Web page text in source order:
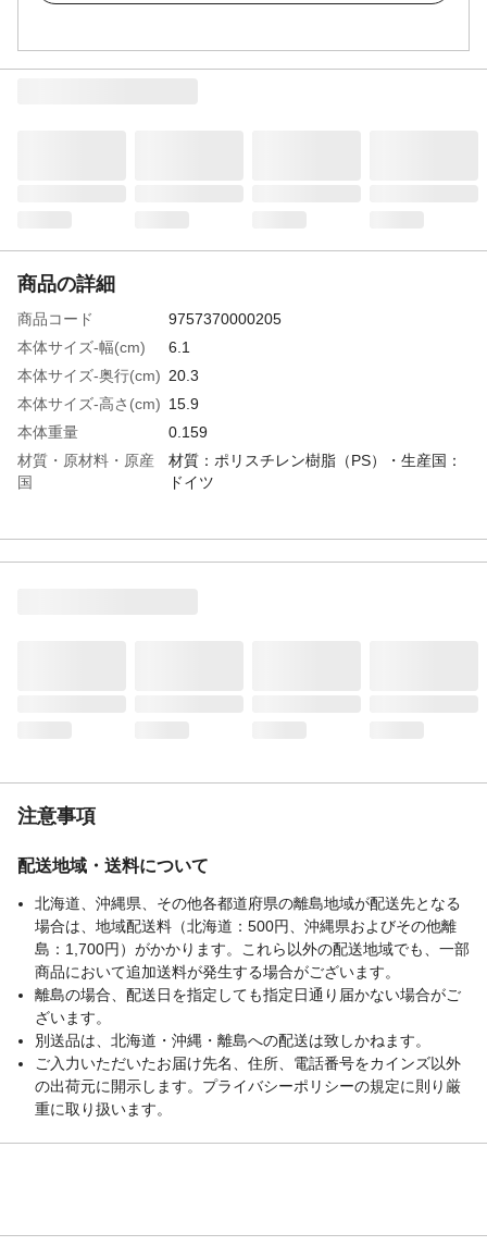
商品の詳細
商品コード
9757370000205
本体サイズ-幅(cm)
6.1
本体サイズ-奥行(cm) 20.3
本体サイズ-高さ(cm) 15.9
本体重量
0.159
材質・原材料・原産
国
材質：ポリスチレン樹脂（PS）・生産国：
ドイツ
注意事項
配送地域・送料について
北海道、沖縄県、その他各都道府県の離島地域が配送先となる
場合は、地域配送料（北海道：500円、沖縄県およびその他離
島：1,700円）がかかります。これら以外の配送地域でも、一部
商品において追加送料が発生する場合がございます。
離島の場合、配送日を指定しても指定日通り届かない場合がご
ざいます。
別送品は、北海道・沖縄・離島への配送は致しかねます。
ご入力いただいたお届け先名、住所、電話番号をカインズ以外
の出荷元に開示します。プライバシーポリシーの規定に則り厳
重に取り扱います。